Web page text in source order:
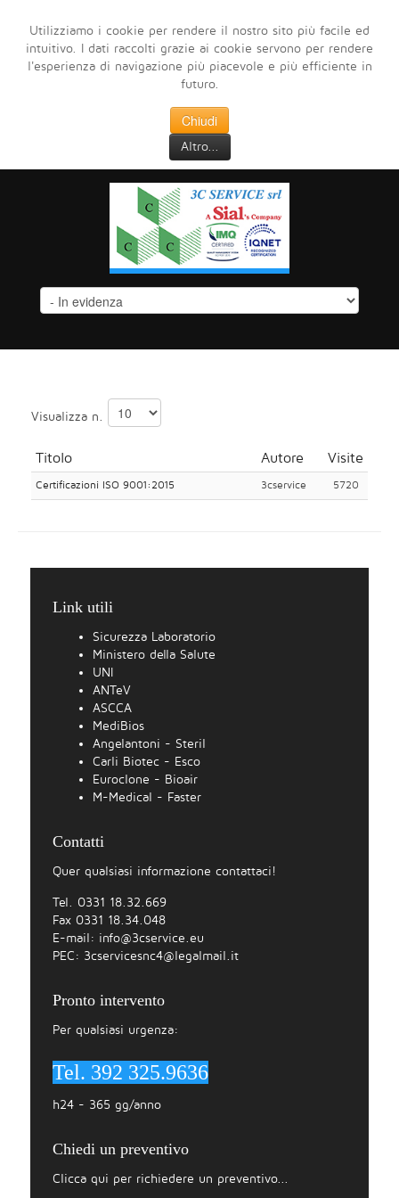
Utilizziamo i cookie per rendere il nostro sito più facile ed
intuitivo. I dati raccolti grazie ai cookie servono per rendere
l'esperienza di navigazione più piacevole e più efficiente in
futuro.
Chiudi
Altro...
Visualizza n.
Titolo Autore Visite
Certificazioni ISO 9001:2015 3cservice 5720
Link utili
Sicurezza Laboratorio
Ministero della Salute
UNI
ANTeV
ASCCA
MediBios
Angelantoni - Steril
Carli Biotec - Esco
Euroclone - Bioair
M-Medical - Faster
Contatti
Quer qualsiasi informazione contattaci!
Tel. 0331 18.32.669
Fax 0331 18.34.048
E-mail: info@3cservice.eu
PEC: 3cservicesnc4@legalmail.it
Pronto intervento
Per qualsiasi urgenza:
Tel. 392 325.9636
h24 - 365 gg/anno
Chiedi un preventivo
Clicca qui per richiedere un preventivo...